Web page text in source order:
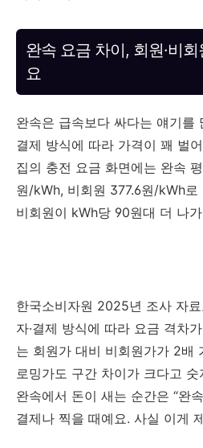
완속 요금 차이, 회원·비
요
완속은 급속보다 싸다는 얘기를
결제 방식에 따라 가격이 꽤 벌
집의 충전 요금 화면에는 완속
원/kWh, 비회원 377.6원/kWh로
비회원이 kWh당 90원대 더 나
한국소비자원 2025년 조사 자
자·결제 방식에 따라 요금 격차
는 회원가 대비 비회원가가 2배
로밍가도 구간 차이가 크다고
완속에서 돈이 새는 순간은 “완
결제나 찍을 때예요. 사실 이게